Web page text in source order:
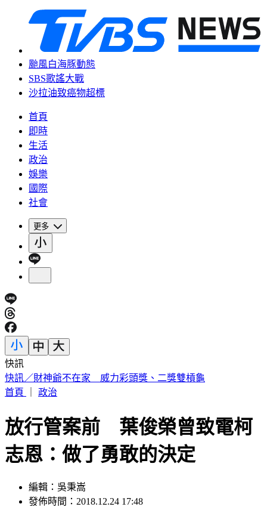
颱風白海豚動態
SBS歌謠大戰
沙拉油致癌物超標
首頁
即時
生活
政治
娛樂
國際
社會
更多
快訊
中國出入境新規將上路 陸委會曝「這類人」最危險
首頁
政治
放行管案前 葉俊榮曾致電柯
志恩：做了勇敢的決定
編輯：吳秉嵩
發佈時間：2018.12.24 17:48